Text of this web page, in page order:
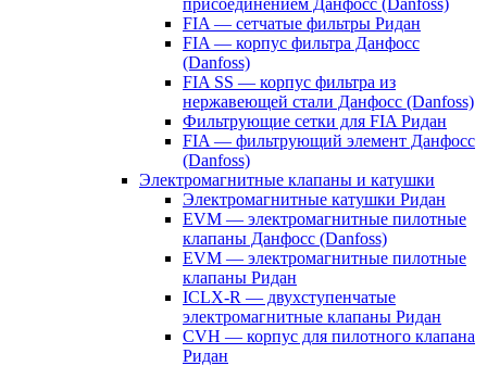
присоединением Данфосс (Danfoss)
FIA — сетчатые фильтры Ридан
FIA — корпус фильтра Данфосс
(Danfoss)
FIA SS — корпус фильтра из
нержавеющей стали Данфосс (Danfoss)
Фильтрующие сетки для FIA Ридан
FIA — фильтрующий элемент Данфосс
(Danfoss)
Электромагнитные клапаны и катушки
Электромагнитные катушки Ридан
EVM — электромагнитные пилотные
клапаны Данфосс (Danfoss)
EVM — электромагнитные пилотные
клапаны Ридан
ICLX-R — двухступенчатые
электромагнитные клапаны Ридан
CVH — корпус для пилотного клапана
Ридан